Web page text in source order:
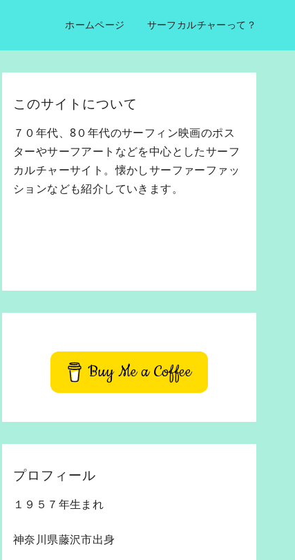
ホームページ サーフカルチャーって？
このサイトについて
７０年代、8０年代のサーフィン映画のポス
ターやサーフアートなどを中心としたサーフ
カルチャーサイト。懐かしサーファーファッ
ションなども紹介していきます。
Buy Me a Coffee
プロフィール
１９５７年生まれ
神奈川県藤沢市出身